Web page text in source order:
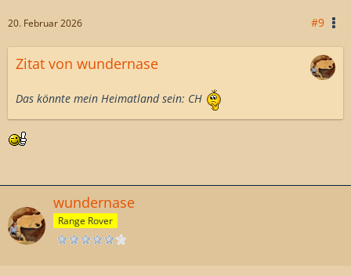
20. Februar 2026 #9
Zitat von wundernase
Das könnte mein Heimatland sein: CH
wundernase
Range Rover